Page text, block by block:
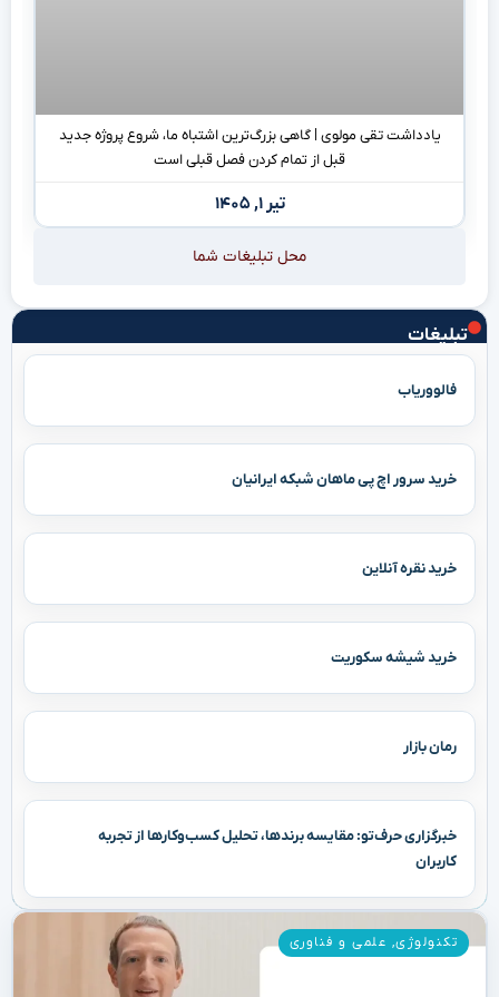
تبلیغات
فالووریاب
خرید سرور اچ پی ماهان شبکه ایرانیان
خرید نقره آنلاین
خرید شیشه سکوریت
رمان بازار
خبرگزاری حرف‌تو: مقایسه برندها، تحلیل کسب‌وکارها از تجربه
کاربران
تکنولوژی, علمی و فناوری
یادداشت تقی مولوی | گاهی بزرگ‌ترین اشتباه ما، شروع پروژه جدید
قبل از تمام کردن فصل قبلی است
تیر ۱, ۱۴۰۵
محل تبلیغات شما